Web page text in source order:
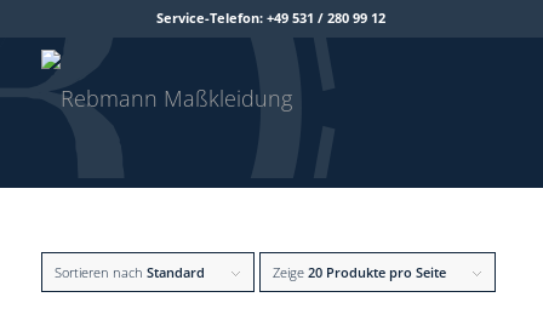
Service-Telefon: +49 531 / 280 99 12
Sortieren nach Standard Zeige 20 Produkte pro Seite